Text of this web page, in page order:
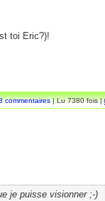
toi Eric?)!
commentaires| Lu 7380 fois |
je puisse visionner ;-)